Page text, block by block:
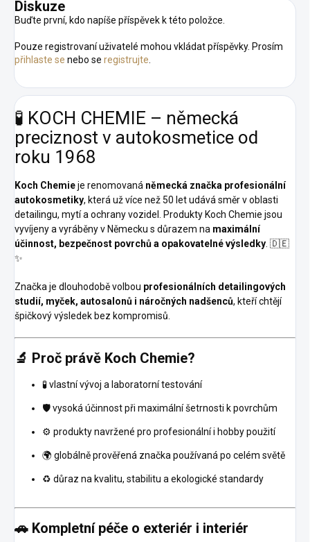
Diskuze
Buďte první, kdo napíše příspěvek k této položce.
Pouze registrovaní uživatelé mohou vkládat příspěvky. Prosím
přihlaste se nebo se registrujte.
🧪 KOCH CHEMIE – německá
preciznost v autokosmetice od
roku 1968
Koch Chemieje renomovaná německá značka profesionální
autokosmetiky, která už více než 50 let udává směr v oblasti
detailingu, mytí a ochrany vozidel. Produkty Koch Chemie jsou
vyvíjeny a vyráběny v Německu s důrazem na maximální
účinnost, bezpečnost povrchů a opakovatelné výsledky. 🇩🇪
✨
Značka je dlouhodobě volbou profesionálních detailingových
studií, myček, autosalonů i náročných nadšenců, kteří chtějí
špičkový výsledek bez kompromisů.
🔬 Proč právě Koch Chemie?
🧪 vlastní vývoj a laboratorní testování
🛡️ vysoká účinnost při maximální šetrnosti k povrchům
⚙️ produkty navržené pro profesionální i hobby použití
🌍 globálně prověřená značka používaná po celém světě
♻️ důraz na kvalitu, stabilitu a ekologické standardy
🚗 Kompletní péče o exteriér i interiér